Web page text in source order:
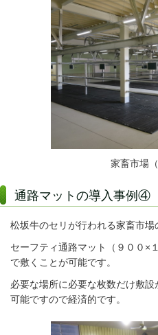
家畜市場
通路マットの導入事例④
松坂牛のセリが行われる家畜市場
セーフティ通路マット（９００×
で敷くことが可能です。
必要な場所に必要な枚数だけ敷
可能ですので経済的です。